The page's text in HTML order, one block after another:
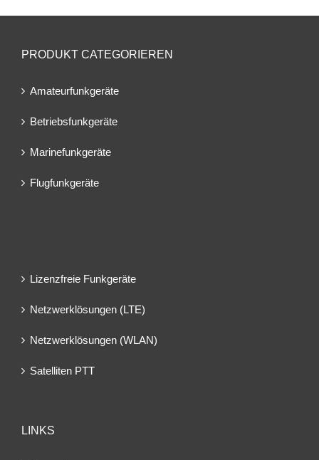
PRODUKT CATEGORIEREN
Amateurfunkgeräte
Betriebsfunkgeräte
Marinefunkgeräte
Flugfunkgeräte
Lizenzfreie Funkgeräte
Netzwerklösungen (LTE)
Netzwerklösungen (WLAN)
Satelliten PTT
LINKS